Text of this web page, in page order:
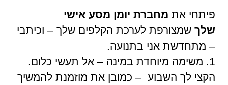
פיתחי את מחברת יומן מסע אישי
שלך שמצורפת לערכת הקלפים שלך – וכיתבי
– מתחדשת אני בתנועה.
1. משימה מיוחדת במינה – אל תעשי כלום.
הקצי לך השבוע – כמובן את מוזמנת להמשיך